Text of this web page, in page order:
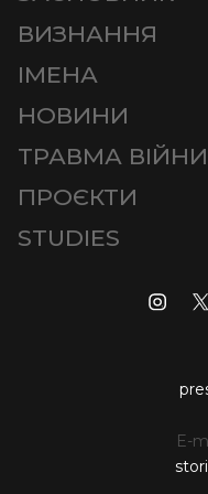
ВИЗНАННЯ
ІМЕНА
НОВИНИ
ТРАВМА ВІЙНИ
ПРОЄКТИ
STUDIES
E-